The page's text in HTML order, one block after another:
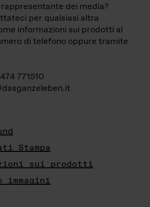
rappresentante dei media?
per qualsiasi altra
informazioni sui prodotti al
di telefono oppure tramite
771510
Stampa
sui prodotti
immagini